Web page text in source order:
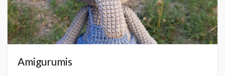
Amigurumis